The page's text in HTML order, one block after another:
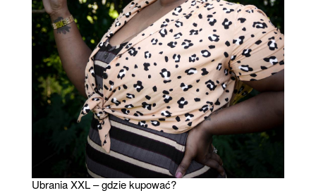
Ubrania XXL – gdzie kupować?